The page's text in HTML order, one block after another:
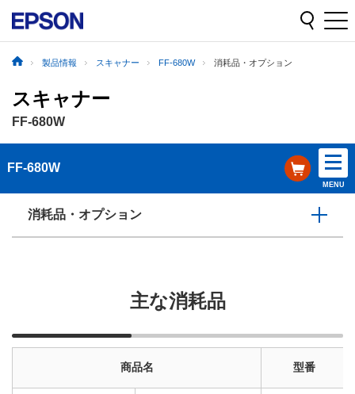
製品情報 スキャナー FF-680W 消耗品・オプション
スキャナー
FF-680W
FF-680W
MENU
消耗品・オプション
主な消耗品
商品名 型番